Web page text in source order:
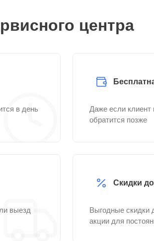
центра
в день
Даже если
обратится позже
выезд
Скидки
Выгодные скидки
акции для